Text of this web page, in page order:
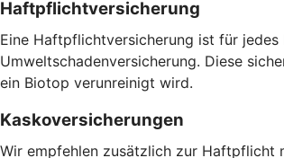
Haftpflichtversicherung
Eine Haftpflichtversicherung ist für
Umweltschadenversicherung. Diese
ein Biotop verunreinigt wird.
Kaskoversicherungen
Wir empfehlen zusätzlich zur Haftpflicht